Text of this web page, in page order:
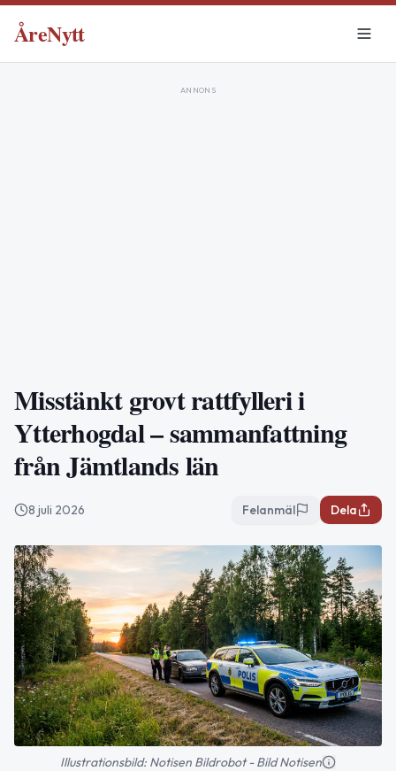
ÅreNytt
ANNONS
Misstänkt grovt rattfylleri i
Ytterhogdal – sammanfattning
från Jämtlands län
8 juli 2026 Felanmäl Dela
Illustrationsbild: Notisen Bildrobot - Bild Notisen